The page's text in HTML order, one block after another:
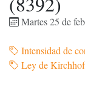
Martes 25 de
Intensidad de
Ley de